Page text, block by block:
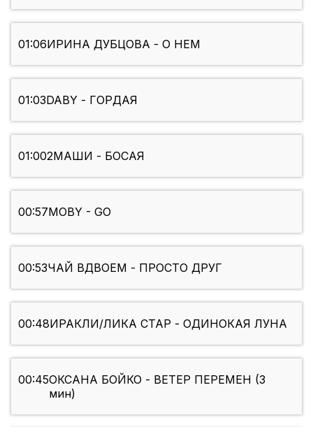
01:06ИРИНА ДУБЦОВА - О НЕМ
01:03DABY - ГОРДАЯ
01:002МАШИ - БОСАЯ
00:57MOBY - GO
00:53ЧАЙ ВДВОЕМ - ПРОСТО ДРУГ
00:48ИРАКЛИ/ЛИКА СТАР - ОДИНОКАЯ ЛУНА
00:45ОКСАНА БОЙКО - ВЕТЕР ПЕРЕМЕН (3
мин)